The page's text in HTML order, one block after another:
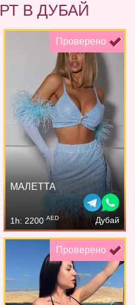
В ДУБАЙ
Проверено
МАЛЕТТА
1h: 2200 AED Дубай
Проверено